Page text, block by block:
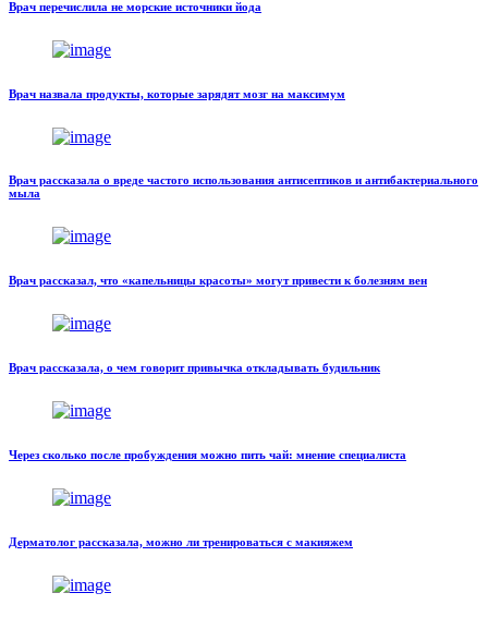
Врач перечислила не морские источники йода
Врач назвала продукты, которые зарядят мозг на максимум
Врач рассказала о вреде частого использования антисептиков и антибактериального
мыла
Врач рассказал, что «капельницы красоты» могут привести к болезням вен
Врач рассказала, о чем говорит привычка откладывать будильник
Через сколько после пробуждения можно пить чай: мнение специалиста
Дерматолог рассказала, можно ли тренироваться с макияжем